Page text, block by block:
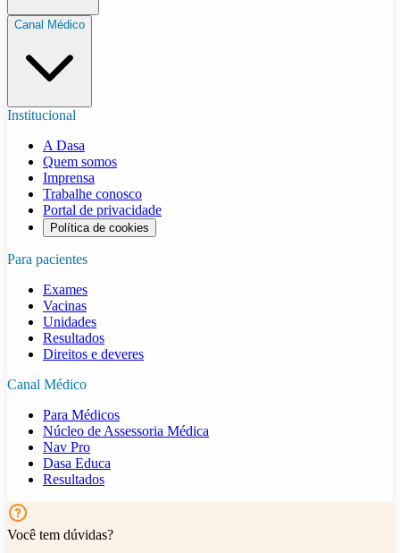
Canal Médico
Institucional
A Dasa
Quem somos
Imprensa
Trabalhe conosco
Portal de privacidade
Política de cookies
Para pacientes
Exames
Vacinas
Unidades
Resultados
Direitos e deveres
Canal Médico
Para Médicos
Núcleo de Assessoria Médica
Nav Pro
Dasa Educa
Resultados
Você tem dúvidas?